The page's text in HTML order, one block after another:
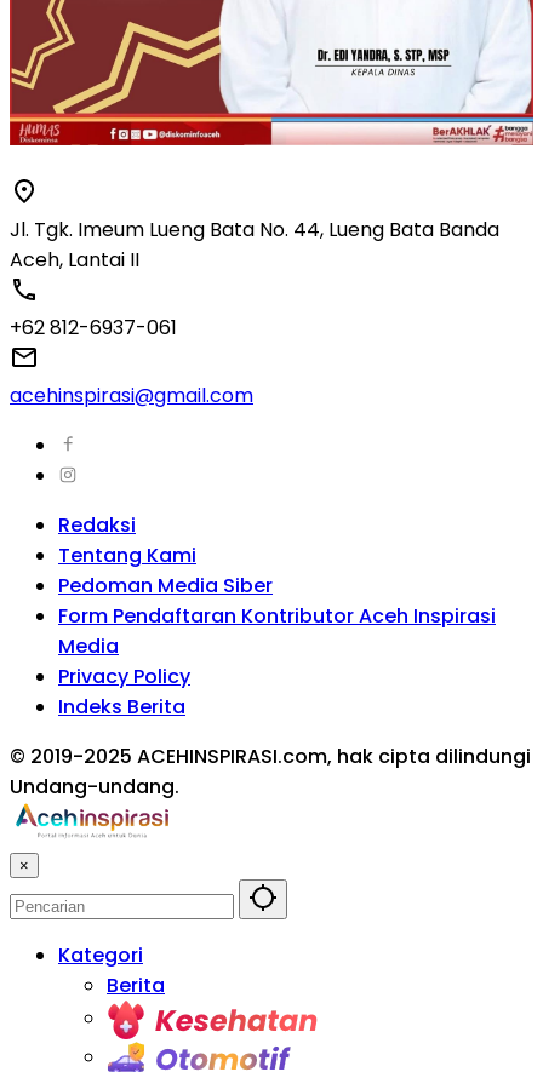
Jl. Tgk. Imeum Lueng Bata No. 44, Lueng Bata Banda
Aceh, Lantai II
+62 812-6937-061
acehinspirasi@gmail.com
Redaksi
Tentang Kami
Pedoman Media Siber
Form Pendaftaran Kontributor Aceh Inspirasi
Media
Privacy Policy
Indeks Berita
© 2019-2025 ACEHINSPIRASI.com, hak cipta dilindungi
Undang-undang.
×
Kategori
Berita